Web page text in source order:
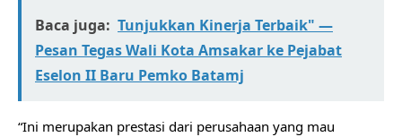
Baca juga: Tunjukkan Kinerja Terbaik" —
Pesan Tegas Wali Kota Amsakar ke Pejabat
Eselon II Baru Pemko Batamj
“Ini merupakan prestasi dari perusahaan yang mau